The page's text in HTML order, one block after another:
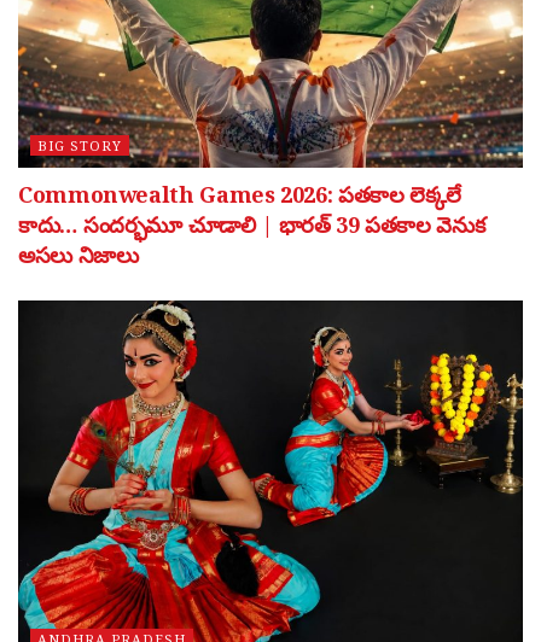
BIG STORY
Commonwealth Games 2026: పతకాల లెక్కలే
కాదు… సందర్భమూ చూడాలి | భారత్ 39 పతకాల వెనుక
అసలు నిజాలు